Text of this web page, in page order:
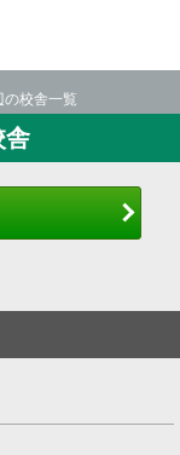
の校舎一覧
舎